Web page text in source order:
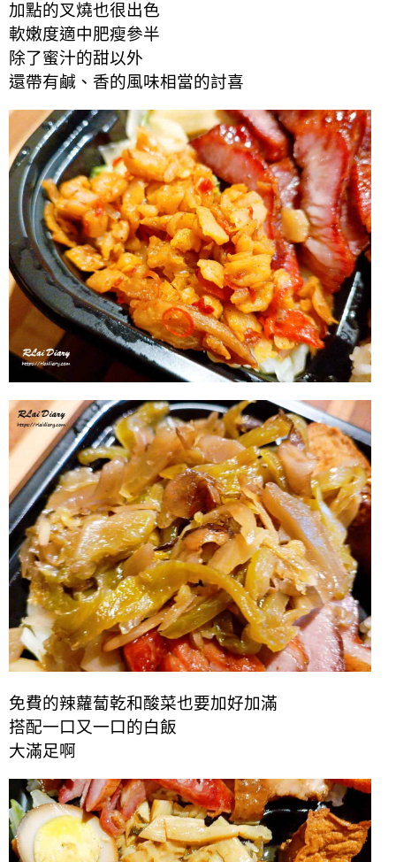
加點的叉燒也很出色
軟嫩度適中肥瘦參半
除了蜜汁的甜以外
還帶有鹹、香的風味相當的討喜
免費的辣蘿蔔乾和酸菜也要加好加滿
搭配一口又一口的白飯
大滿足啊